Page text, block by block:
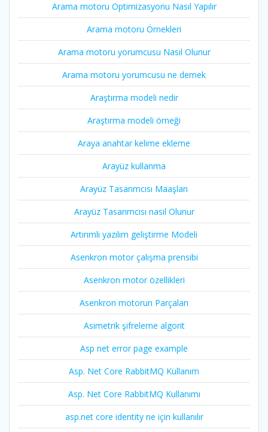
Arama motoru Optimizasyonu Nasıl Yapılır
Arama motoru Örnekleri
Arama motoru yorumcusu Nasıl Olunur
Arama motoru yorumcusu ne demek
Araştırma modeli nedir
Araştırma modeli örneği
Araya anahtar kelime ekleme
Arayüz kullanma
Arayüz Tasarımcısı Maaşları
Arayüz Tasarımcısı nasıl Olunur
Artırımlı yazılım geliştirme Modeli
Asenkron motor çalışma prensibi
Asenkron motor özellikleri
Asenkron motorun Parçaları
Asimetrik şifreleme algorit
Asp net error page example
Asp. Net Core RabbitMQ Kullanım
Asp. Net Core RabbitMQ Kullanımı
asp.net core identity ne için kullanılır